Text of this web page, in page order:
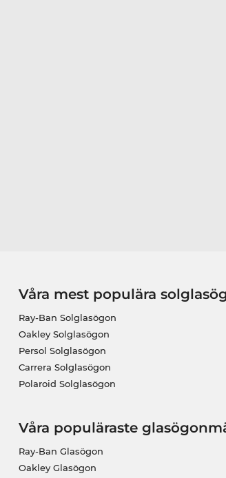
Våra mest populära
Ray-Ban Solglasögon
Oakley Solglasögon
Persol Solglasögon
Carrera Solglasögon
Polaroid Solglasögon
Våra populäraste
Ray-Ban Glasögon
Oakley Glasögon